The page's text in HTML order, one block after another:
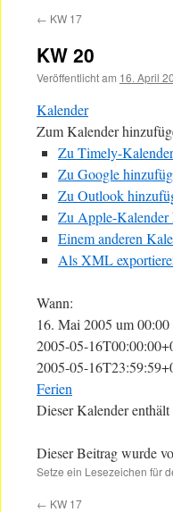
← KW 17
KW 20
Veröffentlicht am 16. April
Kalender
Zum Kalender
Zu Timely-
Zu Google
Zu Outlook
Zu Apple-Kalender
Einem anderen
Als XML
Wann:
16. Mai 2005 um
2005-05-
2005-05-
Ferien
Dieser Kalender
Dieser Beitrag wurde
Setze ein Lesezeichen für
← KW 17